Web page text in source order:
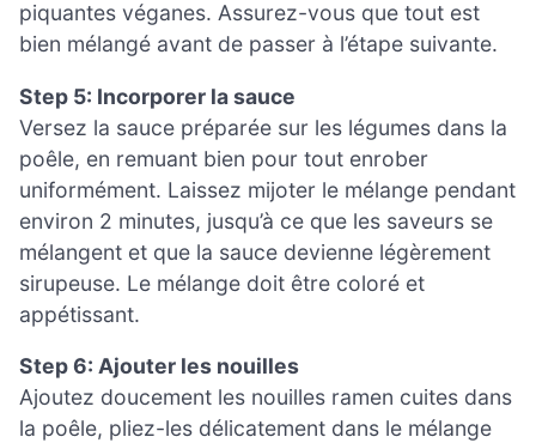
piquantes véganes. Assurez-vous que tout est
bien mélangé avant de passer à l’étape suivante.
Step 5: Incorporer la sauce
Versez la sauce préparée sur les légumes dans la
poêle, en remuant bien pour tout enrober
uniformément. Laissez mijoter le mélange pendant
environ 2 minutes, jusqu’à ce que les saveurs se
mélangent et que la sauce devienne légèrement
sirupeuse. Le mélange doit être coloré et
appétissant.
Step 6: Ajouter les nouilles
Ajoutez doucement les nouilles ramen cuites dans
la poêle, pliez-les délicatement dans le mélange